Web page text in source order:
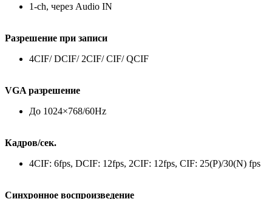
1-ch, через Audio IN
Разрешение при записи
4CIF/ DCIF/ 2CIF/ CIF/ QCIF
VGA разрешение
До 1024×768/60Hz
Кадров/сек.
4CIF: 6fps, DCIF: 12fps, 2CIF: 12fps, CIF: 25(P)/30(N) fps
Синхронное воспроизведение